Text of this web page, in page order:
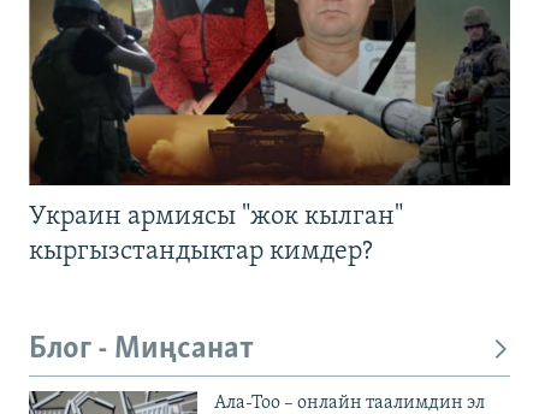
Украин армиясы "жок кылган"
кыргызстандыктар кимдер?
Блог - Миңсанат
Ала-Тоо – онлайн таалимдин эл